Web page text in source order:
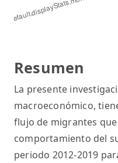
Resumen
La presente
macroeconómico,
flujo de migrantes
comportamiento del
periodo 2012-2019